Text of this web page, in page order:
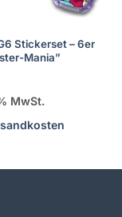
Stickerset – 6er
Mania”
MwSt.